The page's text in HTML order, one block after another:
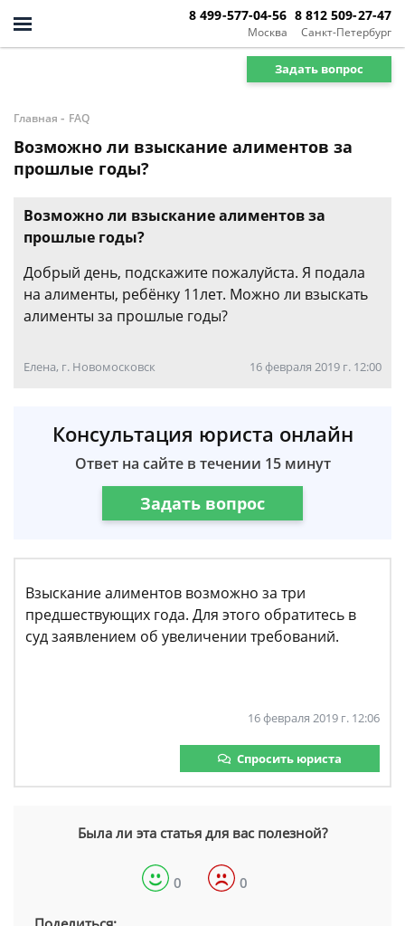
Москва
8 499-577-04-56
Санкт-Петербург
8 812 509-27-47
Задать вопрос
Главная - FAQ
Возможно ли взыскание алиментов за
прошлые годы?
Возможно ли взыскание алиментов за
прошлые годы?
Добрый день, подскажите пожалуйста. Я подала
на алименты, ребёнку 11лет. Можно ли взыскать
алименты за прошлые годы?
Елена, г. Новомосковск 16 февраля 2019 г. 12:00
Консультация юриста онлайн
Ответ на сайте в течении 15 минут
Задать вопрос
Взыскание алиментов возможно за три
предшествующих года. Для этого обратитесь в
суд заявлением об увеличении требований.
16 февраля 2019 г. 12:06
Спросить юриста
Была ли эта статья для вас полезной?
0 0